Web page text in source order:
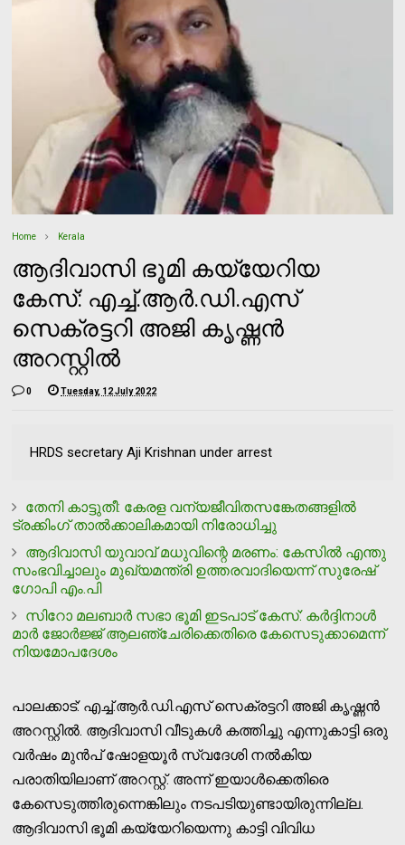
Home Kerala
ആദിവാസി ഭൂമി കയ്യേറിയ
കേസ്: എച്ച്.ആര്‍.ഡി.എസ്
സെക്രട്ടറി അജി കൃഷ്ണന്‍
അറസ്റ്റില്‍
0 Tuesday, 12 July 2022
HRDS secretary Aji Krishnan under arrest
തേനി കാട്ടുതീ: കേരള വന്യജീവിതസങ്കേതങ്ങളില്‍
ട്രക്കിംഗ് താല്‍ക്കാലികമായി നിരോധിച്ചു
ആദിവാസി യുവാവ് മധുവിന്റെ മരണം: കേസില്‍ എന്തു
സംഭവിച്ചാലും മുഖ്യമന്ത്രി ഉത്തരവാദിയെന്ന് സുരേഷ്
ഗോപി എം.പി
സിറോ മലബാര്‍ സഭാ ഭൂമി ഇടപാട് കേസ്: കര്‍ദ്ദിനാള്‍
മാര്‍ ജോര്‍ജ്ജ് ആലഞ്ചേരിക്കെതിരെ കേസെടുക്കാമെന്ന്
നിയമോപദേശം
പാലക്കാട്: എച്ച്.ആര്‍.ഡി.എസ് സെക്രട്ടറി അജി കൃഷ്ണന്‍
അറസ്റ്റില്‍. ആദിവാസി വീടുകള്‍ കത്തിച്ചു എന്നുകാട്ടി ഒരു
വര്‍ഷം മുന്‍പ് ഷോളയൂര്‍ സ്വദേശി നല്‍കിയ
പരാതിയിലാണ് അറസ്റ്റ്. അന്ന് ഇയാള്‍ക്കെതിരെ
കേസെടുത്തിരുന്നെങ്കിലും നടപടിയുണ്ടായിരുന്നില്ല.
ആദിവാസി ഭൂമി കയ്യേറിയെന്നു കാട്ടി വിവിധ